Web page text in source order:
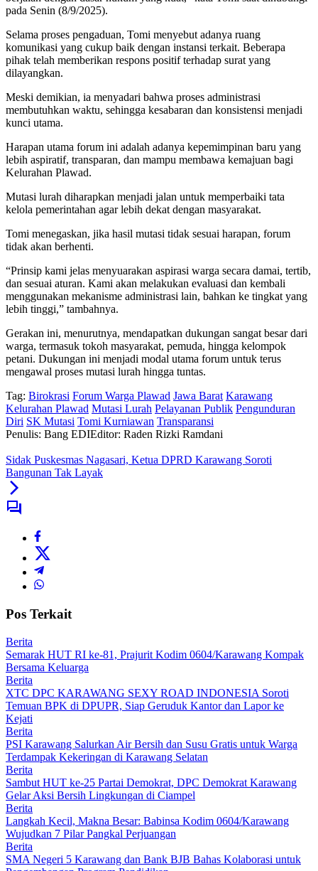
pada Senin (8/9/2025).
Selama proses pengaduan, Tomi menyebut adanya ruang
komunikasi yang cukup baik dengan instansi terkait. Beberapa
pihak telah memberikan respons positif terhadap surat yang
dilayangkan.
Meski demikian, ia menyadari bahwa proses administrasi
membutuhkan waktu, sehingga kesabaran dan konsistensi menjadi
kunci utama.
Harapan utama forum ini adalah adanya kepemimpinan baru yang
lebih aspiratif, transparan, dan mampu membawa kemajuan bagi
Kelurahan Plawad.
Mutasi lurah diharapkan menjadi jalan untuk memperbaiki tata
kelola pemerintahan agar lebih dekat dengan masyarakat.
Tomi menegaskan, jika hasil mutasi tidak sesuai harapan, forum
tidak akan berhenti.
“Prinsip kami jelas menyuarakan aspirasi warga secara damai, tertib,
dan sesuai aturan. Kami akan melakukan evaluasi dan kembali
menggunakan mekanisme administrasi lain, bahkan ke tingkat yang
lebih tinggi,” tambahnya.
Gerakan ini, menurutnya, mendapatkan dukungan sangat besar dari
warga, termasuk tokoh masyarakat, pemuda, hingga kelompok
petani. Dukungan ini menjadi modal utama forum untuk terus
mengawal proses mutasi lurah hingga tuntas.
Tag: Birokrasi Forum Warga Plawad Jawa Barat Karawang
Kelurahan Plawad Mutasi Lurah Pelayanan Publik Pengunduran
Diri SK Mutasi Tomi Kurniawan Transparansi
Penulis: Bang EDIEditor: Raden Rizki Ramdani
Sidak Puskesmas Nagasari, Ketua DPRD Karawang Soroti
Bangunan Tak Layak
Pos Terkait
Berita
Semarak HUT RI ke-81, Prajurit Kodim 0604/Karawang Kompak
Bersama Keluarga
Berita
XTC DPC KARAWANG SEXY ROAD INDONESIA Soroti
Temuan BPK di DPUPR, Siap Geruduk Kantor dan Lapor ke
Kejati
Berita
PSI Karawang Salurkan Air Bersih dan Susu Gratis untuk Warga
Terdampak Kekeringan di Karawang Selatan
Berita
Sambut HUT ke-25 Partai Demokrat, DPC Demokrat Karawang
Gelar Aksi Bersih Lingkungan di Ciampel
Berita
Langkah Kecil, Makna Besar: Babinsa Kodim 0604/Karawang
Wujudkan 7 Pilar Pangkal Perjuangan
Berita
SMA Negeri 5 Karawang dan Bank BJB Bahas Kolaborasi untuk